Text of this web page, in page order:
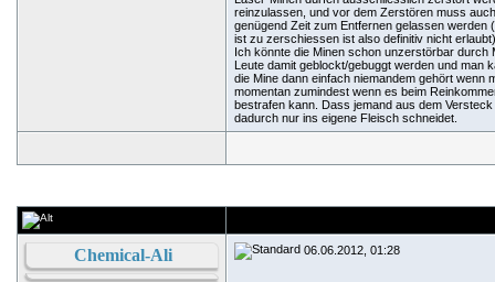
reinzulassen, und vor dem Zerstören muss
genügend Zeit zum Entfernen gelassen werden
ist zu zerschiessen ist also definitiv nicht
Ich könnte die Minen schon unzerstörbar durch
Leute damit geblockt/gebuggt werden und man
die Mine dann einfach niemandem gehört wenn
momentan zumindest wenn es beim
bestrafen kann. Dass jemand aus dem
dadurch nur ins eigene Fleisch schneidet.
Chemical-Ali 06.06.2012, 01:28